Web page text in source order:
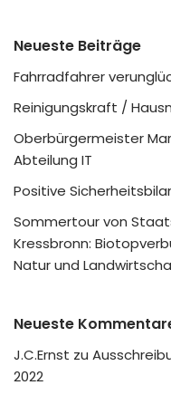
Neueste Beiträge
Fahrradfahrer
Reinigungskraft /
Oberbürgermeister
Abteilung IT
Positive
Sommertour von
Kressbronn:
Natur und
Neueste
J.C.Ernst zu
2022